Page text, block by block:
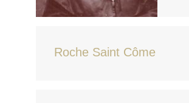
Roche Saint Côme